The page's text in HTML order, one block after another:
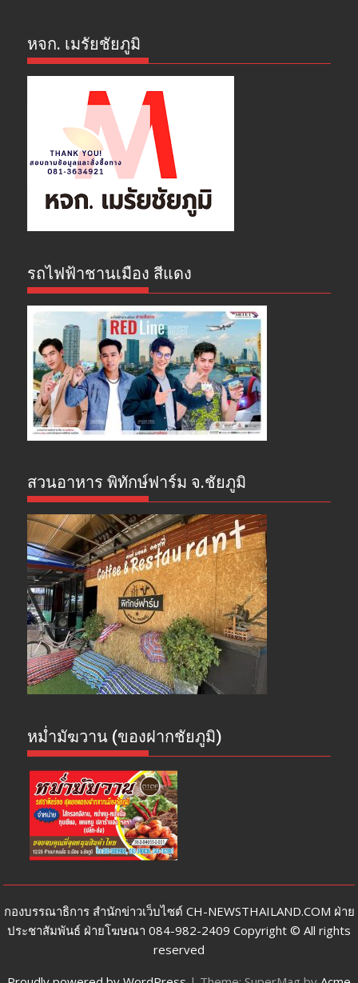
หจก. เมรัยชัยภูมิ
รถไฟฟ้าชานเมือง สีแดง
สวนอาหาร พิทักษ์ฟาร์ม จ.ชัยภูมิ
หม่ำมัฆวาน (ของฝากชัยภูมิ)
กองบรรณาธิการ สำนักข่าวเว็บไซต์ CH-NEWSTHAILAND.COM ฝ่าย
ประชาสัมพันธ์ ฝ่ายโฆษณา 084-982-2409 Copyright © All rights
reserved